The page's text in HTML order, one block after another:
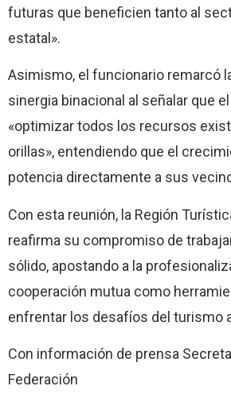
futuras que beneficien tanto al
estatal».
Asimismo, el funcionario remarcó
sinergia binacional al señalar que
«optimizar todos los recursos
orillas», entendiendo que el
potencia directamente a sus
Con esta reunión, la Región
reafirma su compromiso de
sólido, apostando a la
cooperación mutua como
enfrentar los desafíos del turismo
Con información de prensa
Federación